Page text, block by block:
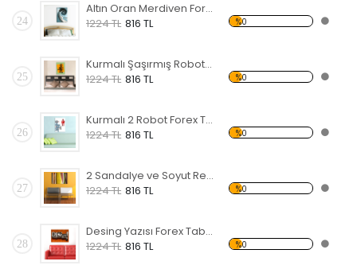
24
Altın Oran Merdiven Forex Tablo
1224 TL 816 TL %0
25
Kurmalı Şaşırmış Robot Forex Tablo
1224 TL 816 TL %0
26
Kurmalı 2 Robot Forex Tablo
1224 TL 816 TL %0
27
2 Sandalye ve Soyut Resim Forex Tablo
1224 TL 816 TL %0
28
Desing Yazısı Forex Tablo
1224 TL 816 TL %0